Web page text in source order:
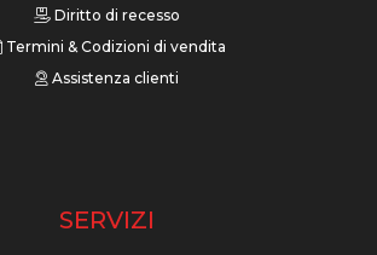
Diritto di recesso
Termini & Codizioni di vendita
Assistenza clienti
SERVIZI